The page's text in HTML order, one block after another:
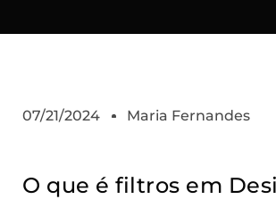
07/21/2024 Maria Fernandes
O que é filtros em